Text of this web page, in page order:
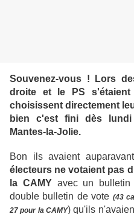
Souvenez-vous ! Lors
droite et le PS
choisissent directement
bien c'est fini dès
Mantes-la-Jolie.
Bon ils avaient
électeurs ne votaient pas
la CAMYavec un bulletin
double bulletin de vote (43
27 pour la CAMY) qu'ils